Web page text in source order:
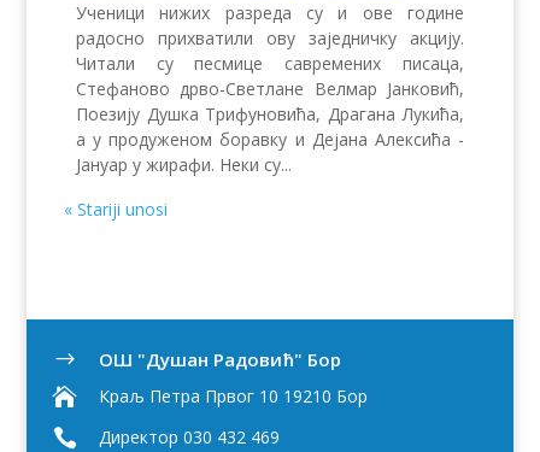
Ученици нижих разреда су и ове године
радосно прихватили ову заједничку акцију.
Читали су песмице савремених писаца,
Стефаново дрво-Светлане Велмар Јанковић,
Поезију Душка Трифуновића, Драгана Лукића,
а у продуженом боравку и Дејана Алексића -
Јануар у жирафи. Неки су...
« Stariji unosi
$
OШ "Душан Радовић" Бор

Краљ Петра Првог 10 19210 Бор
 Директор 030 432 469